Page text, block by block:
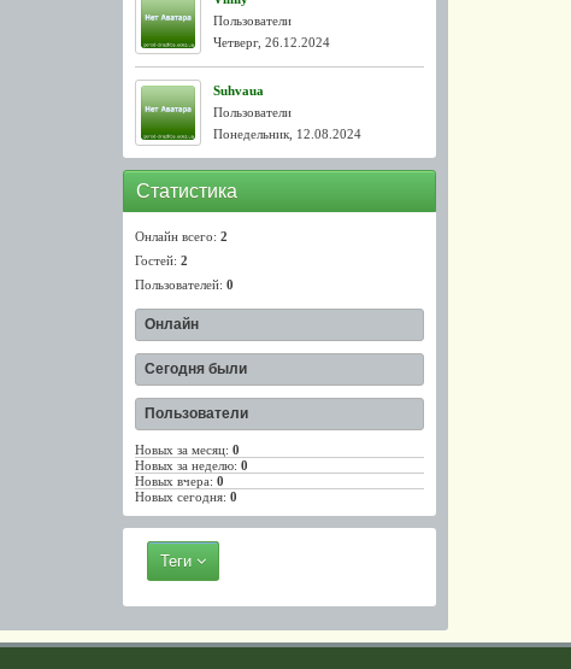
Пользователи
Четверг, 26.12.2024
Suhvaua
Пользователи
Понедельник, 12.08.2024
Статистика
Онлайн всего: 2
Гостей: 2
Пользователей: 0
Онлайн
Сегодня были
Пользователи
Новых за месяц: 0
Новых за неделю: 0
Новых вчера: 0
Новых сегодня: 0
Теги